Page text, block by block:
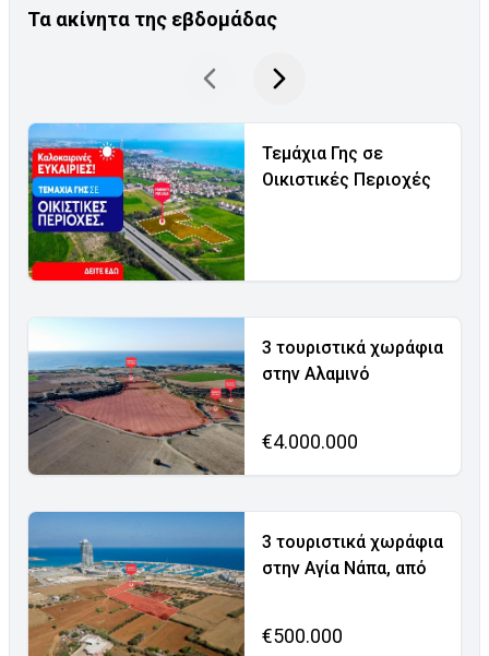
Τα ακίνητα της εβδομάδας
Τεμάχια Γης σε
Οικιστικές Περιοχές
3 τουριστικά χωράφια
στην Αλαμινό
€4.000.000
3 τουριστικά χωράφια
στην Αγία Νάπα, από
€500.000